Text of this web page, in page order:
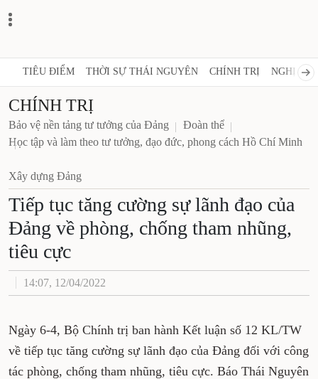
TIÊU ĐIỂM THỜI SỰ THÁI NGUYÊN CHÍNH TRỊ NGHỊ
CHÍNH TRỊ
Bảo vệ nền tảng tư tưởng của Đảng
Đoàn thể
Học tập và làm theo tư tưởng, đạo đức, phong cách Hồ Chí Minh
Xây dựng Đảng
Tiếp tục tăng cường sự lãnh đạo của
Đảng về phòng, chống tham nhũng,
tiêu cực
14:07, 12/04/2022
Ngày 6-4, Bộ Chính trị ban hành Kết luận số 12 KL/TW
về tiếp tục tăng cường sự lãnh đạo của Đảng đối với công
tác phòng, chống tham nhũng, tiêu cực. Báo Thái Nguyên